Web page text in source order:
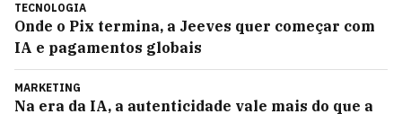
TECNOLOGIA
Onde o Pix termina, a Jeeves quer começar com
IA e pagamentos globais
MARKETING
Na era da IA, a autenticidade vale mais do que a